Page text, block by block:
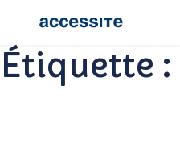
Étiquette :